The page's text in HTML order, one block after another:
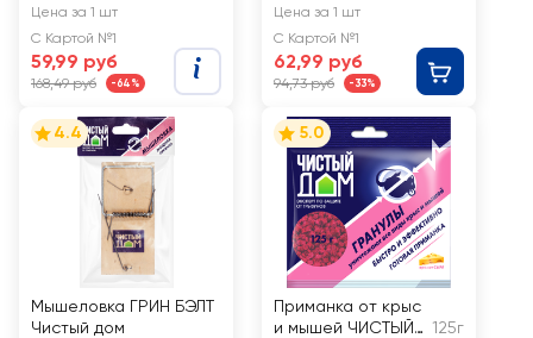
черная, с дозатором
Цена за 1 шт
С Картой №1
59,99 руб
168,49 руб -64%
ДОМ мягкий
тесто-брикет, Арт.
03-030
Цена за 1 шт
С Картой №1
62,99 руб
94,73 руб -33%
4.4
Мышеловка ГРИН БЭЛТ
Чистый дом
5.0
Приманка от крыс
и мышей ЧИСТЫЙ
125г